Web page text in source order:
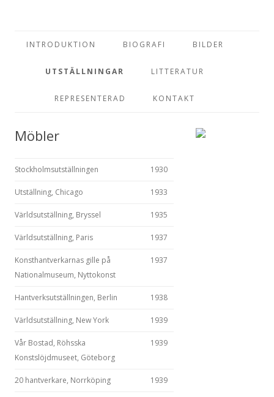
INTRODUKTION BIOGRAFI BILDER
UTSTÄLLNINGAR LITTERATUR
REPRESENTERAD KONTAKT
Möbler
Stockholmsutställningen 1930
Utställning, Chicago 1933
Världsutställning, Bryssel 1935
Världsutställning, Paris 1937
Konsthantverkarnas gille på
Nationalmuseum, Nyttokonst
1937
Hantverksutställningen, Berlin 1938
Världsutställning, New York 1939
Vår Bostad, Röhsska
Konstslöjdmuseet, Göteborg
1939
20 hantverkare, Norrköping 1939